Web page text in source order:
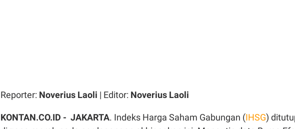
Reporter: Noverius Laoli | Editor: Noverius Laoli
KONTAN.CO.ID - JAKARTA. Indeks Harga Saham Gabungan (IHSG)